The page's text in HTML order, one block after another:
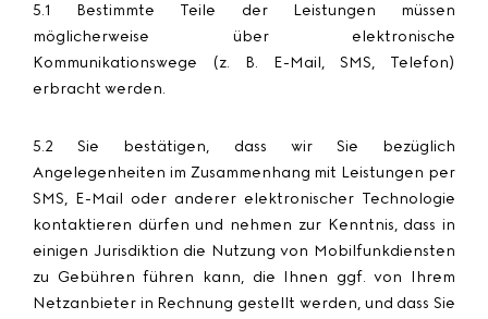
5.1 Bestimmte Teile der Leistungen müssen
möglicherweise über elektronische
Kommunikationswege (z. B. E-Mail, SMS, Telefon)
erbracht werden.
5.2 Sie bestätigen, dass wir Sie bezüglich
Angelegenheiten im Zusammenhang mit Leistungen per
SMS, E-Mail oder anderer elektronischer Technologie
kontaktieren dürfen und nehmen zur Kenntnis, dass in
einigen Jurisdiktion die Nutzung von Mobilfunkdiensten
zu Gebühren führen kann, die Ihnen ggf. von Ihrem
Netzanbieter in Rechnung gestellt werden, und dass Sie